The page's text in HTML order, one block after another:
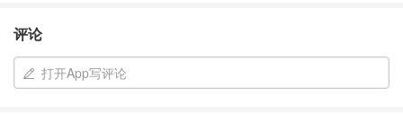
评论
打开App写评论